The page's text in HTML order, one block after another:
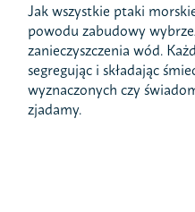
Jak wszystkie ptaki
powodu zabudowy
zanieczyszczenia wód.
segregując i składając
wyznaczonych czy
zjadamy.